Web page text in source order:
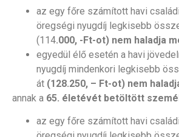
az egy főre számított havi
öregségi nyugdíj legkisebb
(114.000, -Ft-ot) nem haladja
egyedül élő esetén a havi
nyugdíj mindenkori legkisebb
át (128.250, – Ft-ot) nem
annak a 65. életévét betöltött
az egy főre számított havi